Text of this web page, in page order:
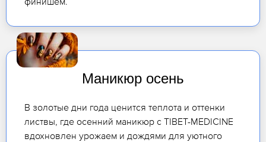
Маникюр осень
В золотые дни года ценится теплота и оттенки
листвы, где осенний маникюр с TIBET-MEDICINE
вдохновлен урожаем и дождями для уютного